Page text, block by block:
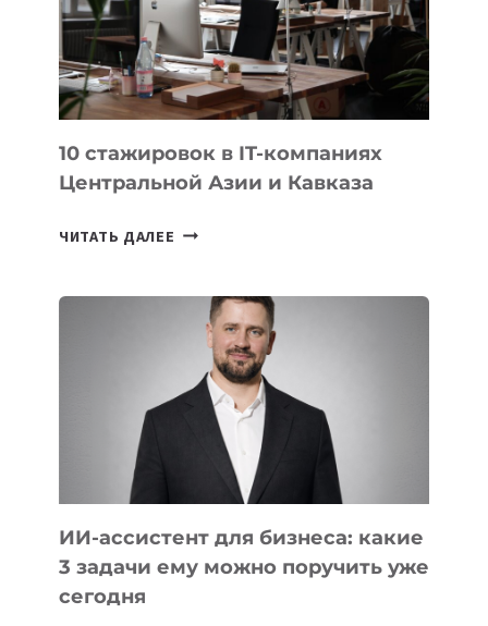
НА
МЕЖДУНАРОДНОЙ
ОЛИМПИАДЕ
ПО
ИИ
10 стажировок в IT-компаниях
Центральной Азии и Кавказа
ЧИТАТЬ ДАЛЕЕ 10
КОМПАНИЯХ
ЦЕНТРАЛЬНОЙ
АЗИИ
КАВКАЗА
ИИ-ассистент для бизнеса: какие
3 задачи ему можно поручить уже
сегодня